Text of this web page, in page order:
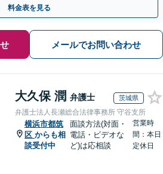
料金表を見る
メールでお問い合わせ
大久保 潤 弁護士 茨城県
弁護士法人長瀬総合法律事務所 守谷支所
横浜市都筑
区 からも相
談受付中
面談方法(対面・
電話・ビデオな
ど)は応相談
営業時
間：本日
定休日